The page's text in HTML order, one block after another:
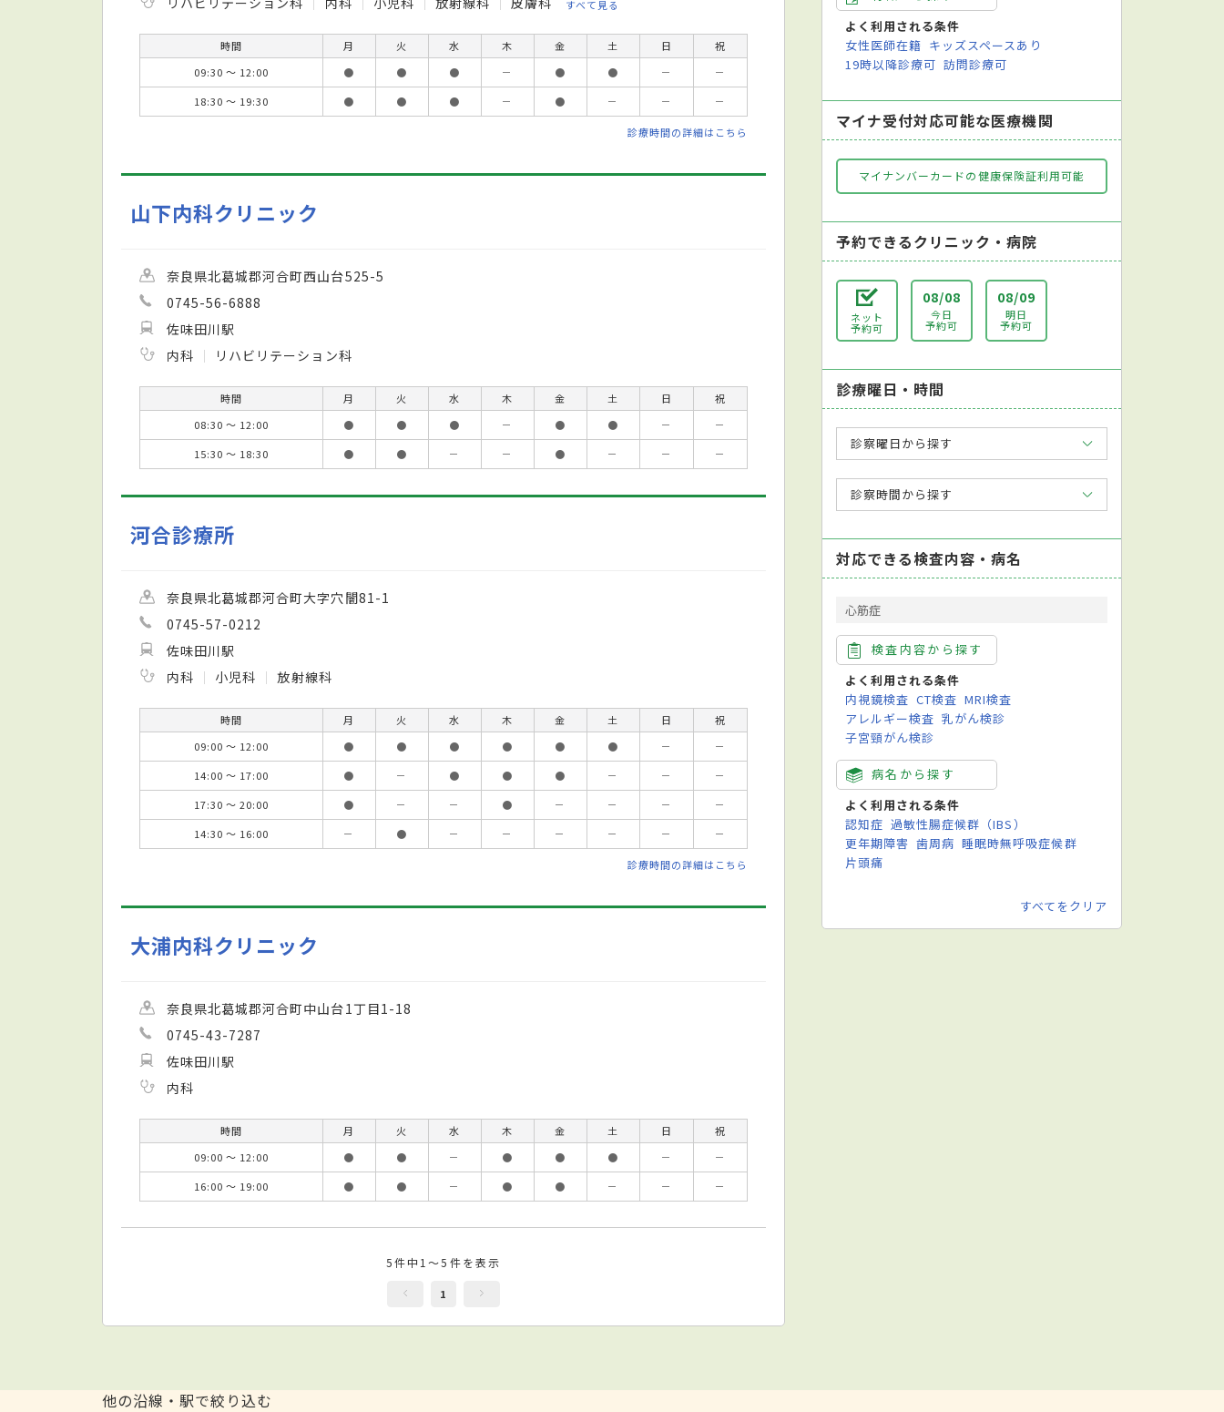
すべて見る
時間 月 火 水 木 金 土 日
祝
09:30 ～ 12:00
● ● ● － ● ● －
－
18:30 ～ 19:30
● ● ● － ● － － －
診療時間の詳細はこちら
山下内科クリニック
奈良県北葛城郡河合町西山台525-5
0745-56-6888
佐味田川駅
内科
リハビリテーション科
時間 月 火 水 木 金 土 日
祝
08:30 ～ 12:00
● ● ● － ● ● －
－
15:30 ～ 18:30
● ● － － ● － － －
河合診療所
奈良県北葛城郡河合町大字穴闇81-1
0745-57-0212
佐味田川駅
内科
小児科 放射線科
時間 月 火 水 木 金 土 日
祝
09:00 ～ 12:00
● ● ● ● ● ● －
－
14:00 ～ 17:00
● － ● ● ● － －
－
17:30 ～ 20:00
● － － ● － － －
－
14:30 ～ 16:00
－ ● － － － － － －
診療時間の詳細はこちら
大浦内科クリニック
奈良県北葛城郡河合町中山台1丁目1-18
0745-43-7287
佐味田川駅
内科
時間 月 火 水 木 金 土 日
祝
09:00 ～ 12:00
● ● － ● ● ● －
－
16:00 ～ 19:00
● ● － ● ● － － －
5件中1～5件を表示
1
よく利用される条件
女性医師在籍 キッズスペースあり
19時以降診療可 訪問診療可
マイナ受付対応可能な医療機関
マイナンバーカードの健康保険証利用可能
予約できるクリニック・病院
ネット
予約可
08/08
今日
予約可
08/09
明日
予約可
診療曜日・時間
診察曜日から探す
診察時間から探す
対応できる検査内容・病名
心筋症
検査内容から探す
よく利用される条件
内視鏡検査 CT検査 MRI検査
アレルギー検査 乳がん検診
子宮頸がん検診
病名から探す
よく利用される条件
認知症 過敏性腸症候群（IBS）
更年期障害 歯周病 睡眠時無呼吸症候群
片頭痛
すべてをクリア
他の沿線・駅で絞り込む